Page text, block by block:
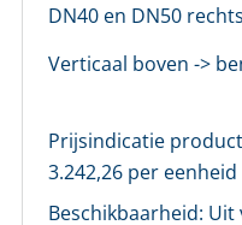
DN40 en DN50
Verticaal boven ->
Prijsindicatie
3.242,26 per eenheid
Beschikbaarheid: Uit